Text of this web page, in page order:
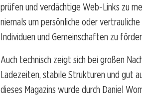
prüfen und verdächtige Web-Links zu
niemals um persönliche oder
Individuen und Gemeinschaften zu
Auch technisch zeigt sich bei großen
Ladezeiten, stabile Strukturen und gut
dieses Magazins wurde durch Daniel